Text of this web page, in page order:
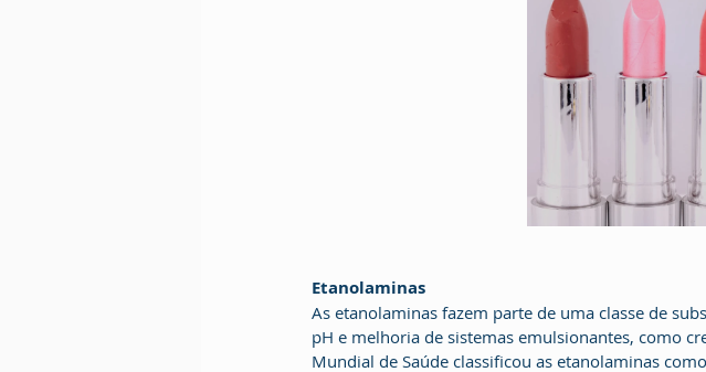
Etanolaminas
As etanolaminas fazem parte de uma classe de
pH e melhoria de sistemas emulsionantes, como
Mundial de Saúde classificou as etanolaminas